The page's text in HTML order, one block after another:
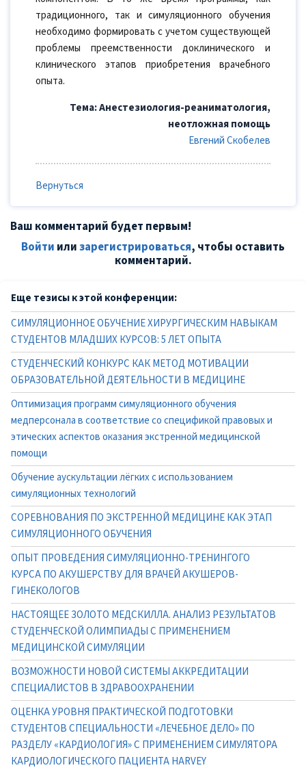
традиционного, так и симуляционного обучения
необходимо формировать с учетом существующей
проблемы преемственности доклинического и
клинического этапов приобретения врачебного
опыта.
Тема: Анестезиология-реаниматология,
неотложная помощь
Евгений Скобелев
Вернуться
Ваш комментарий будет первым!
Войти илизарегистрироваться, чтобы оставить
комментарий.
Еще тезисы к этой конференции:
СИМУЛЯЦИОННОЕ ОБУЧЕНИЕ ХИРУРГИЧЕСКИМ НАВЫКАМ
СТУДЕНТОВ МЛАДШИХ КУРСОВ: 5 ЛЕТ ОПЫТА
СТУДЕНЧЕСКИЙ КОНКУРС КАК МЕТОД МОТИВАЦИИ
ОБРАЗОВАТЕЛЬНОЙ ДЕЯТЕЛЬНОСТИ В МЕДИЦИНЕ
Оптимизация программ симуляционного обучения
медперсонала в соответствие со спецификой правовых и
этических аспектов оказания экстренной медицинской
помощи
Обучение аускультации лёгких с использованием
симуляционных технологий
СОРЕВНОВАНИЯ ПО ЭКСТРЕННОЙ МЕДИЦИНЕ КАК ЭТАП
СИМУЛЯЦИОННОГО ОБУЧЕНИЯ
ОПЫТ ПРОВЕДЕНИЯ СИМУЛЯЦИОННО-ТРЕНИНГОГО
КУРСА ПО АКУШЕРСТВУ ДЛЯ ВРАЧЕЙ АКУШЕРОВ-
ГИНЕКОЛОГОВ
НАСТОЯЩЕЕ ЗОЛОТО МЕДСКИЛЛА. АНАЛИЗ РЕЗУЛЬТАТОВ
СТУДЕНЧЕСКОЙ ОЛИМПИАДЫ С ПРИМЕНЕНИЕМ
МЕДИЦИНСКОЙ СИМУЛЯЦИИ
ВОЗМОЖНОСТИ НОВОЙ СИСТЕМЫ АККРЕДИТАЦИИ
СПЕЦИАЛИСТОВ В ЗДРАВООХРАНЕНИИ
ОЦЕНКА УРОВНЯ ПРАКТИЧЕСКОЙ ПОДГОТОВКИ
СТУДЕНТОВ СПЕЦИАЛЬНОСТИ «ЛЕЧЕБНОЕ ДЕЛО» ПО
РАЗДЕЛУ «КАРДИОЛОГИЯ» С ПРИМЕНЕНИЕМ СИМУЛЯТОРА
КАРДИОЛОГИЧЕСКОГО ПАЦИЕНТА HARVEY